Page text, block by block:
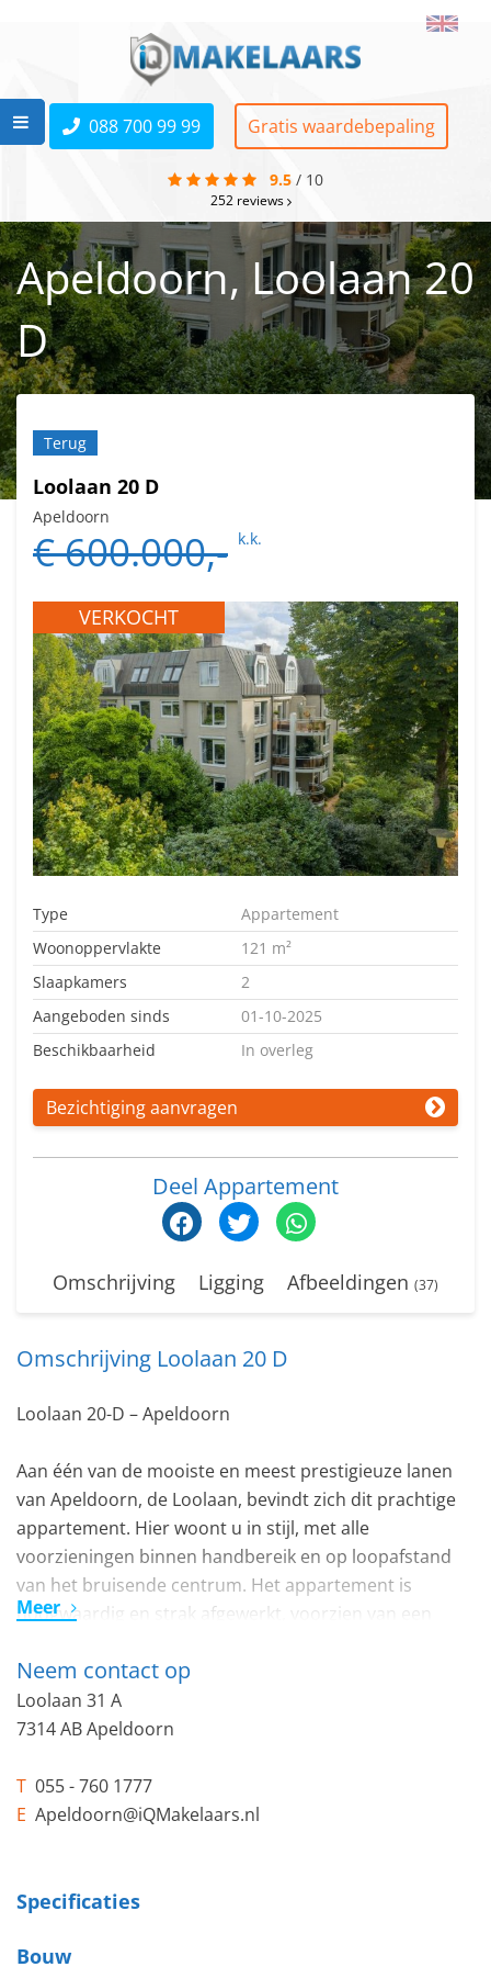
088 700 99 99 Gratis waardebepaling
9.5 / 10
252 reviews
Apeldoorn, Loolaan 20
D
Terug
Loolaan 20 D
Apeldoorn
€ 600.000,- k.k.
VERKOCHT
Type
Appartement
Woonoppervlakte
121 m²
Slaapkamers
2
Aangeboden sinds
01-10-2025
Beschikbaarheid
In overleg
Bezichtiging aanvragen
Deel Appartement
Omschrijving Ligging Afbeeldingen (37)
Omschrijving Loolaan 20 D
Loolaan 20-D – Apeldoorn
Aan één van de mooiste en meest prestigieuze lanen
van Apeldoorn, de Loolaan, bevindt zich dit prachtige
appartement. Hier woont u in stijl, met alle
voorzieningen binnen handbereik en op loopafstand
van het bruisende centrum. Het appartement is
hoogwaardig en strak afgewerkt, voorzien van een
badkamer. De combinatie van luxe, comfort en ligging
maakt dit tot een unieke woonkans.
Entree
twee slaapkamers, de moderne keuken, het separate
en zet direct de toon voor de verzorgde uitstraling van
Meer
Neem contact op
Loolaan 31 A
7314 AB Apeldoorn
T 055 - 760 1777
E Apeldoorn@iQMakelaars.nl
Specificaties
Bouw